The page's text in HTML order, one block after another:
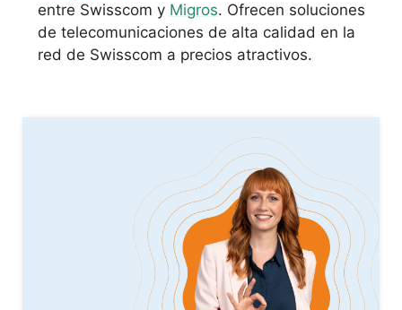
entre Swisscom y Migros. Ofrecen soluciones
de telecomunicaciones de alta calidad en la
red de Swisscom a precios atractivos.